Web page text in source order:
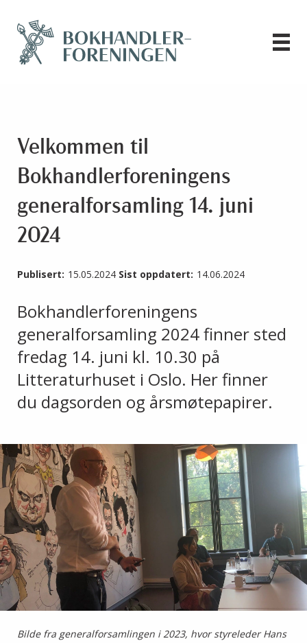
Velkommen til
Bokhandlerforeningens
generalforsamling 14. juni
2024
Publisert: 15.05.2024 Sist oppdatert: 14.06.2024
Bokhandlerforeningens
generalforsamling 2024 finner sted
fredag 14. juni kl. 10.30 på
Litteraturhuset i Oslo. Her finner
du dagsorden og årsmøtepapirer.
Bilde fra generalforsamlingen i 2023, hvor styreleder Hans